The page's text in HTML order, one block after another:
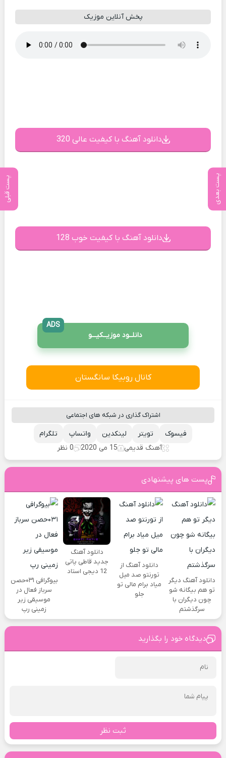
پست بعدی پست قبلی
پخش آنلاین موزیک
دانلود آهنگ با کیفیت عالی 320
دانلود آهنگ با کیفیت خوب 128
دانلــود موزیــکیـــو
ADS
کانال روبیکا سانگستان
اشتراک گذاری در شبکه های اجتماعی
تلگرام واتساپ لینکدین تویتر
فیسوک
آهنگ قدیمی
15 می 2020 0 نظر
پست های پیشنهادی
دانلود آهنگ دیگر
تو هم بیگانه شو
چون دیگران با
سرگذشتم
دانلود آهنگ از
تورنتو صد میل
میاد برام مالی تو
جلو
دانلود آهنگ
جدید قاطی پاتی
12 دیجی استاد
بیوگرافی ۰۳۱حصن
سرباز فعال در
موسیقی زیر
زمینی رپ
دیدگاه خود را بگذارید
ثبت نظر